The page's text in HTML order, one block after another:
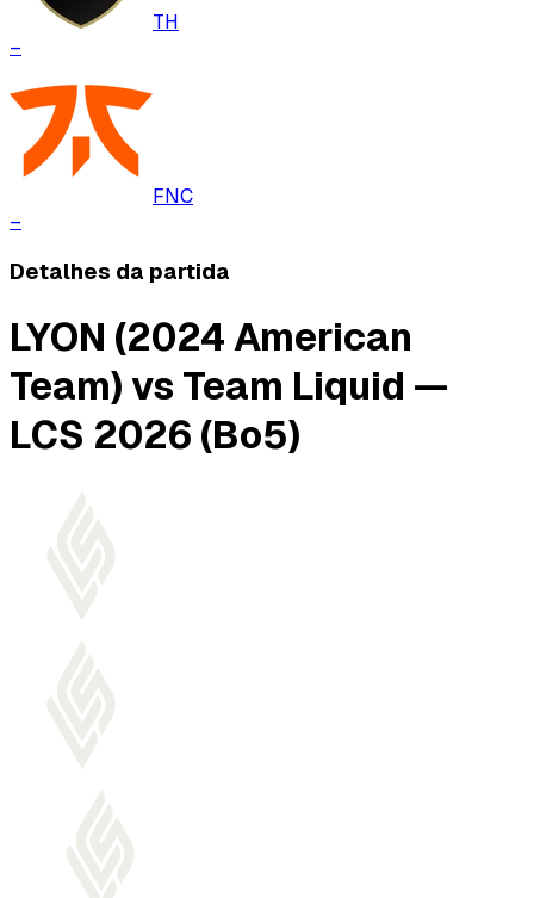
TH
–
FNC
–
Detalhes da partida
LYON (2024 American
Team) vs Team Liquid —
LCS 2026 (Bo5)